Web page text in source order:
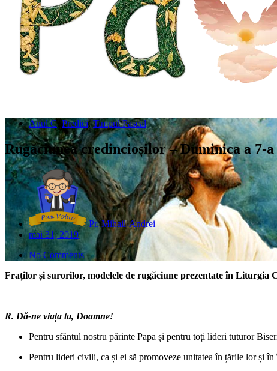
Anul C,Predici,Timpul Pascal
Rugăciunea credincioșilor – Duminica a 7-
Pr. Mihail-Andrei
mai 31, 2019
No Comments
Fraților și surorilor, modelele de rugăciune prezentate în Liturgia
R. Dă-ne viața ta, Doamne!
Pentru sfântul nostru părinte Papa și pentru toți lideri tuturor
Pentru lideri civili, ca și ei să promoveze unitatea în țările lor și în